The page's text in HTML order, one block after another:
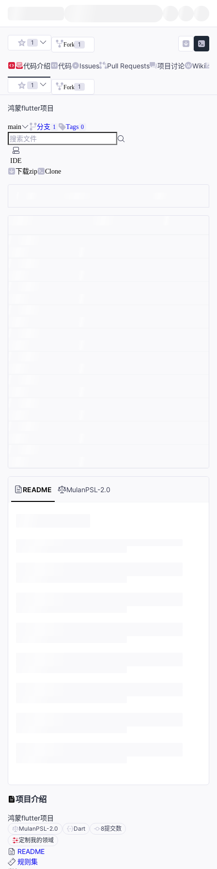
1 Fork 1
代码介绍 代码 Issues Pull Requests 项目讨论 Wiki
1 Fork 1
鸿蒙flutter项目
main 分支 1 Tags 0
IDE
下载zip
Clone
README MulanPSL-2.0
项目介绍
鸿蒙flutter项目
MulanPSL-2.0 Dart 8提交数
定制我的领域
README
规则集